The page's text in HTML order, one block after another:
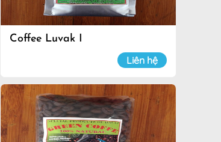
Coffee Luvak I
Liên hệ